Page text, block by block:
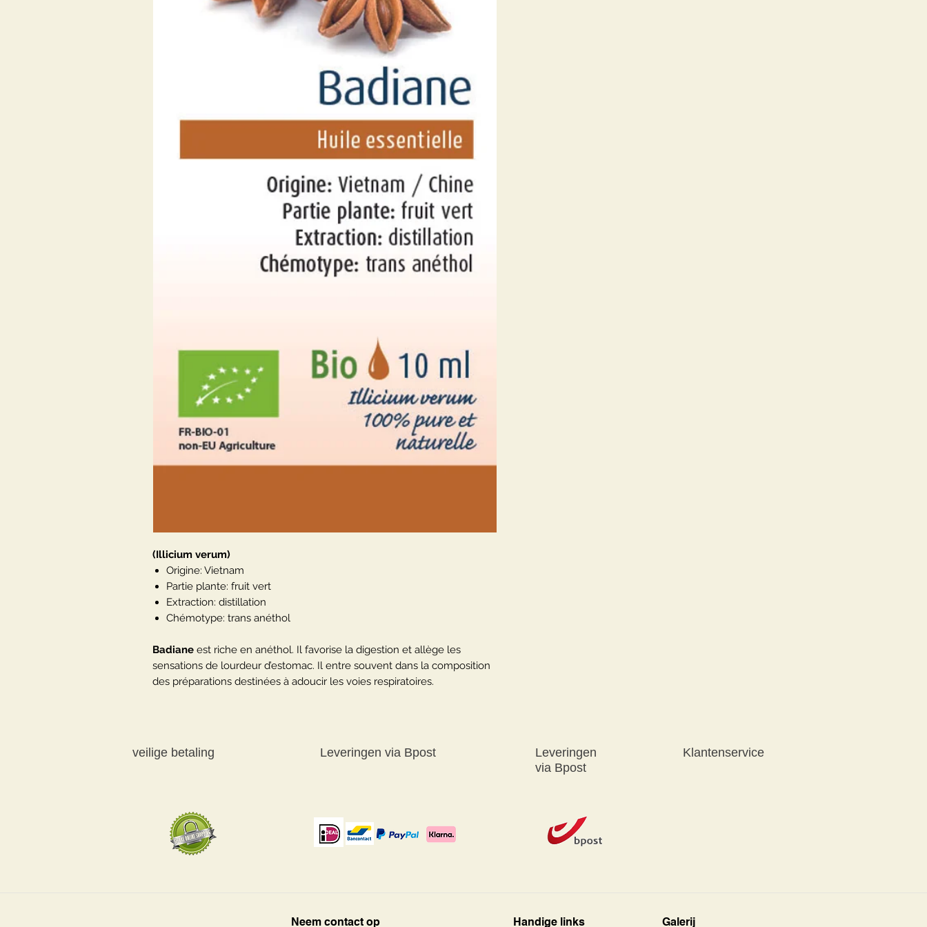
(Illicium verum)
Origine: Vietnam
Partie plante: fruit vert
Extraction: distillation
Chémotype: trans anéthol
Badiane est riche en anéthol. Il favorise la digestion et allège les
sensations de lourdeur d’estomac. Il entre souvent dans la composition
des préparations destinées à adoucir les voies respiratoires.
veilige betaling Leveringen via Bpost
Leveringen
via Bpost
Klantenservice
Neem contact op Handige links Galerij